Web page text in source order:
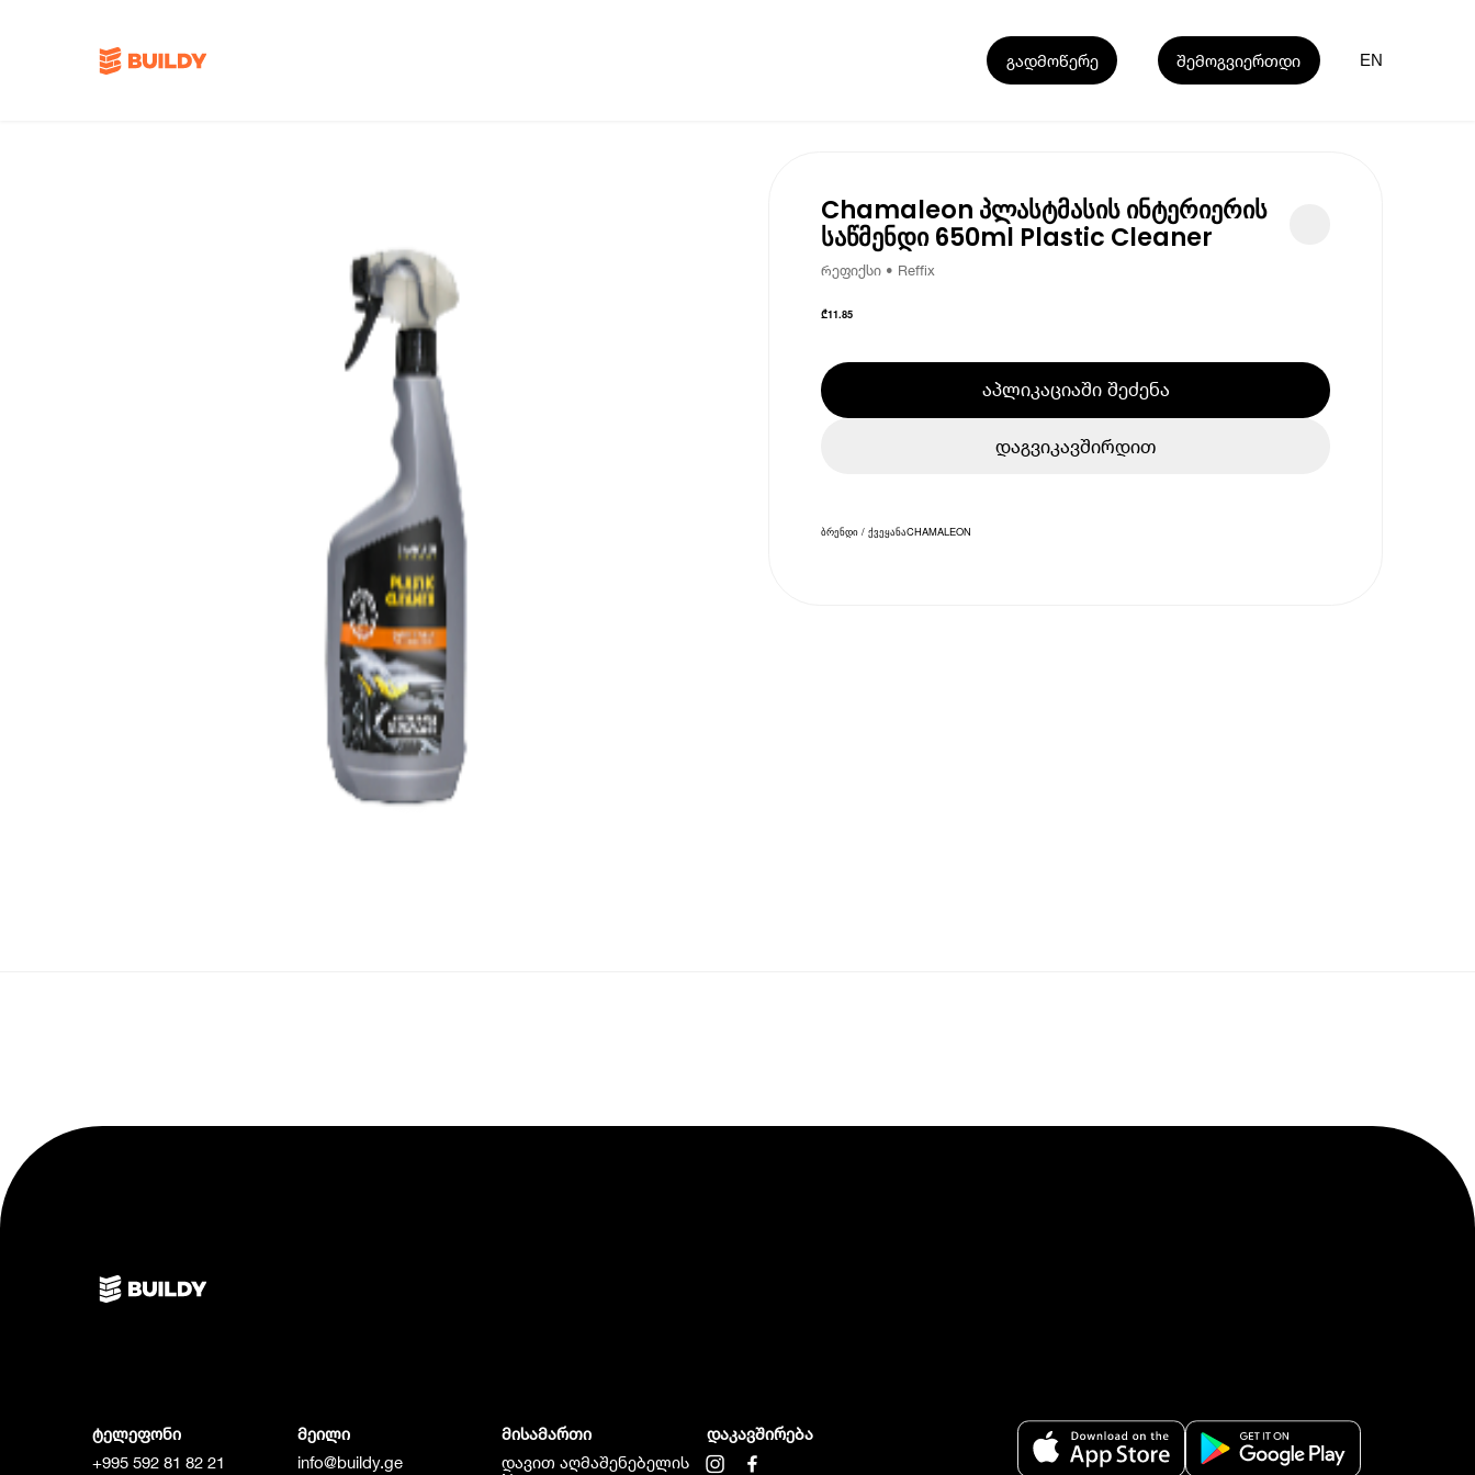
გადმოწერე შემოგვიერთდი EN
Chamaleon პლასტმასის ინტერიერის
საწმენდი 650ml Plastic Cleaner
რეფიქსი • Reffix
₾11.85
აპლიკაციაში შეძენა
დაგვიკავშირდით
ბრენდი / ქვეყანაCHAMALEON
ტელეფონი
+995 592 81 82 21
მეილი
info@buildy.ge
მისამართი
დავით აღმაშენებელის
დაკავშირება